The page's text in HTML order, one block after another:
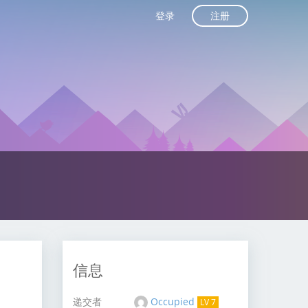
登录 注册
信息
递交者 Occupied LV 7